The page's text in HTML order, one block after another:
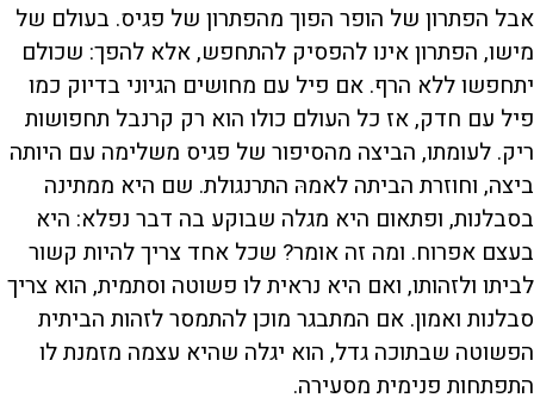
אבל הפתרון של הופר הפוך מהפתרון של פגיס. בעולם של
מישו, הפתרון אינו להפסיק להתחפש, אלא להפך: שכולם
יתחפשו ללא הרף. אם פיל עם מחושים הגיוני בדיוק כמו
פיל עם חדק, אז כל העולם כולו הוא רק קרנבל תחפושות
ריק. לעומתו, הביצה מהסיפור של פגיס משלימה עם היותה
ביצה, וחוזרת הביתה לאמהּ התרנגולת. שם היא ממתינה
בסבלנות, ופתאום היא מגלה שבוקע בה דבר נפלא: היא
בעצם אפרוח. ומה זה אומר? שכל אחד צריך להיות קשור
לביתו ולזהותו, ואם היא נראית לו פשוטה וסתמית, הוא צריך
סבלנות ואמון. אם המתבגר מוכן להתמסר לזהות הביתית
הפשוטה שבתוכה גדל, הוא יגלה שהיא עצמה מזמנת לו
התפתחות פנימית מסעירה.